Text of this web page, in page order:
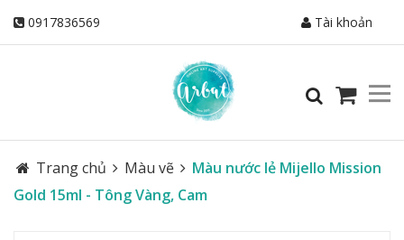
0917836569 Tài khoản
Trang chủ Màu vẽ
Màu nước lẻ Mijello Mission
Gold 15ml - Tông Vàng, Cam